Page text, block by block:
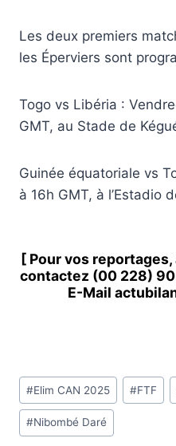
Les deux premiers
les Éperviers sont
Togo vs Libéria :
GMT, au Stade de
Guinée équatoriale vs
à 16h GMT, à l’Estadio
[ Pour vos
contactez (00 228) 90
E-Mail
Étiquettes
de
la
#Elim CAN 2025 #FTF
#Nibombé Daré